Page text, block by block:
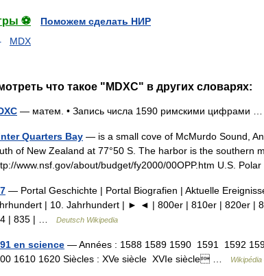
⚽
Поможем сделать НИР
MDX
что такое "MDXC" в других словарях:
— матем. • Запись числа 1590 римскими цифрами
Quarters Bay — is a small cove of McMurdo Sound,
of New Zealand at 77°50 S. The harbor is the southern
www.nsf.gov/about/budget/fy2000/00OPP.htm U.S.
— Portal Geschichte | Portal Biografien | Aktuelle
| 10. Jahrhundert | ► ◄ | 800er | 810er | 820er
| 835 | …
Deutsch Wikipedia
en science — Années : 1588 1589 1590 1591 1592
1610 1620 Siècles : XVe siècle XVIe siècle …